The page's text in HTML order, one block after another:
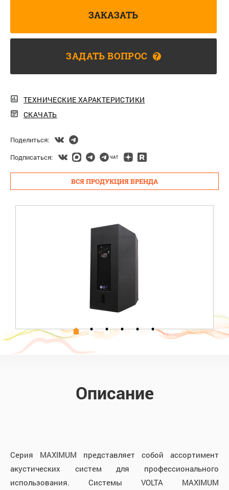
ЗАКАЗАТЬ
ЗАДАТЬ ВОПРОС ?
ТЕХНИЧЕСКИЕ ХАРАКТЕРИСТИКИ
СКАЧАТЬ
Поделиться:
Подписаться:
ВСЯ ПРОДУКЦИЯ БРЕНДА
Описание
Серия MAXIMUM представляет собой ассортимент
акустических систем для профессионального
использования. Системы VOLTA MAXIMUM